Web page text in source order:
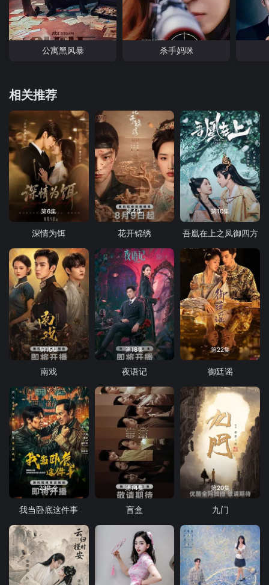
公寓黑风暴 杀手妈咪
相关推荐
第6集
深情为饵
第4集
花开锦绣
第10集
吾凰在上之凤御四方
第15集
南戏
第18集
夜语记
第22集
御廷谣
23集全
我当卧底这件事
第14集
盲盒
第20集
九门